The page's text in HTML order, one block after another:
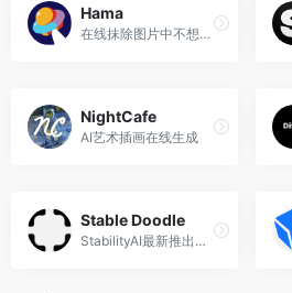
Hama
在线抹除图片中不想要的物体
NightCafe
AI艺术插画在线生成
Stable Doodle
StabilityAI最新推出的将手绘草图转换成精美图像的工具